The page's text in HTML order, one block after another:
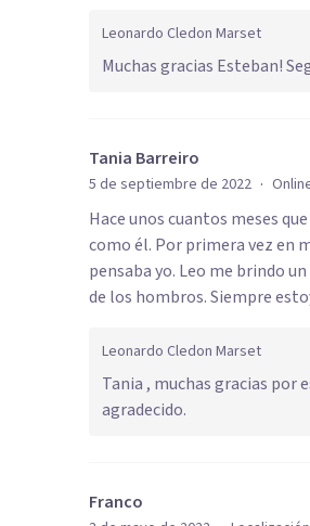
Leonardo Cledon Marset
Muchas gracias Esteban!
Tania Barreiro
5 de septiembre de 2022 ·
Hace unos cuantos meses
como él. Por primera vez en
pensaba yo. Leo me brindo
de los hombros. Siempre
Leonardo Cledon Marset
Tania , muchas gracias por
agradecido.
Franco